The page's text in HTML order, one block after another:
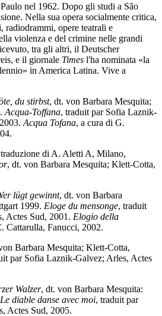
nel 1962. Dopo gli studi a São
Nella sua opera socialmente critica,
radiodrammi, opere teatrali e
violenza e del crimine nelle grandi
tra gli altri, il Deutscher
e il giornale Times l'ha nominata «la
in America Latina. Vive a
du stirbst, dt. von Barbara Mesquita;
Acqua-Toffana, traduit par Sofia Laznik-
Acqua Tofana, a cura di G.
di A. Aletti A, Milano,
, dt. von Barbara Mesquita; Klett-Cotta,
lügt gewinnt, dt. von Barbara
1999. Eloge du mensonge, traduit
Actes Sud, 2001. Elogio della
Cattarulla, Fanucci, 2002.
Barbara Mesquita; Klett-Cotta,
par Sofia Laznik-Galvez; Arles, Actes
Walzer, dt. von Barbara Mesquita:
Le diable danse avec moi, traduit par
Actes Sud, 2005.